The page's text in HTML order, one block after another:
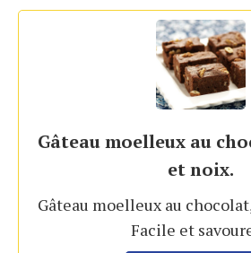
Gâteau moelleux au
et noix.
Gâteau moelleux au
Facile et